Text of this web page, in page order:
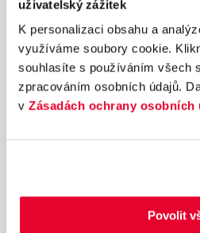
uživatelský zážitek
K personalizaci obsahu a
využíváme soubory cookie.
souhlasíte s používáním všech
zpracováním osobních údajů.
v Zásadách ochrany osobních
Povolit
Palivo
Diesel
902 469 Kč s DPH
Přidat k porovnání